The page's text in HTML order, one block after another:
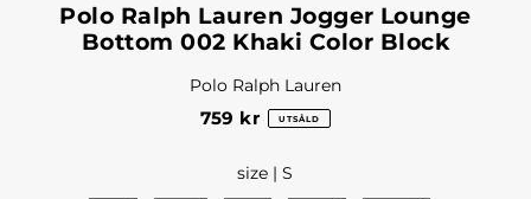
Polo Ralph Lauren Jogger Lounge
Bottom 002 Khaki Color Block
Polo Ralph Lauren
759 kr UTSÅLD
size |S